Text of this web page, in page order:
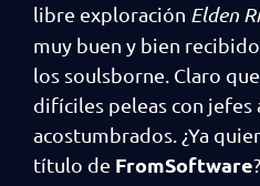
libre exploración Elden
muy buen y bien
los soulsborne. Claro
difíciles peleas con jefes
acostumbrados. ¿Ya
título de FromSoftware?